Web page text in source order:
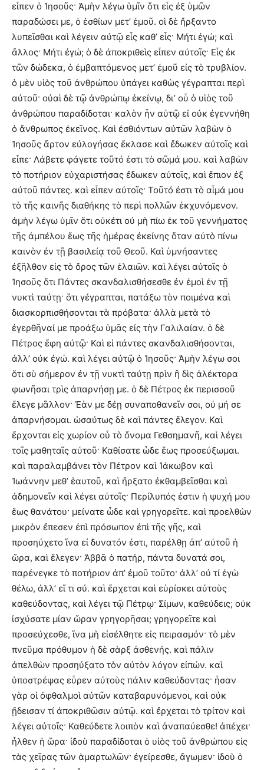
εἶπεν ὁ Ἰησοῦς· Ἀμὴν λέγω ὑμῖν ὅτι εἷς ἐξ ὑμῶν
παραδώσει με, ὁ ἐσθίων μετ’ ἐμοῦ. οἱ δὲ ἤρξαντο
λυπεῖσθαι καὶ λέγειν αὐτῷ εἷς καθ’ εἷς· Μήτι ἐγώ; καὶ
ἄλλος· Μήτι ἐγώ; ὁ δὲ ἀποκριθεὶς εἶπεν αὐτοῖς· Εἷς ἐκ
τῶν δώδεκα, ὁ ἐμβαπτόμενος μετ’ ἐμοῦ εἰς τὸ τρυβλίον.
ὁ μὲν υἱὸς τοῦ ἀνθρώπου ὑπάγει καθὼς γέγραπται περὶ
αὐτοῦ· οὐαὶ δὲ τῷ ἀνθρώπῳ ἐκείνῳ, δι’ οὗ ὁ υἱὸς τοῦ
ἀνθρώπου παραδίδοται· καλὸν ἦν αὐτῷ εἰ οὐκ ἐγεννήθη
ὁ ἄνθρωπος ἐκεῖνος. Καὶ ἐσθιόντων αὐτῶν λαβὼν ὁ
Ἰησοῦς ἄρτον εὐλογήσας ἔκλασε καὶ ἔδωκεν αὐτοῖς καὶ
εἶπε· Λάβετε φάγετε τοῦτό ἐστι τὸ σῶμά μου. καὶ λαβὼν
τὸ ποτήριον εὐχαριστήσας ἔδωκεν αὐτοῖς, καὶ ἔπιον ἐξ
αὐτοῦ πάντες. καὶ εἶπεν αὐτοῖς· Τοῦτό ἐστι τὸ αἷμά μου
τὸ τῆς καινῆς διαθήκης τὸ περὶ πολλῶν ἐκχυνόμενον.
ἀμὴν λέγω ὑμῖν ὅτι οὐκέτι οὐ μὴ πίω ἐκ τοῦ γεννήματος
τῆς ἀμπέλου ἕως τῆς ἡμέρας ἐκείνης ὅταν αὐτὸ πίνω
καινὸν ἐν τῇ βασιλείᾳ τοῦ Θεοῦ. Καὶ ὑμνήσαντες
ἐξῆλθον εἰς τὸ ὄρος τῶν ἐλαιῶν. καὶ λέγει αὐτοῖς ὁ
Ἰησοῦς ὅτι Πάντες σκανδαλισθήσεσθε ἐν ἐμοὶ ἐν τῇ
νυκτὶ ταύτῃ· ὅτι γέγραπται, πατάξω τὸν ποιμένα καὶ
διασκορπισθήσονται τὰ πρόβατα· ἀλλὰ μετὰ τὸ
ἐγερθῆναί με προάξω ὑμᾶς εἰς τὴν Γαλιλαίαν. ὁ δὲ
Πέτρος ἔφη αὐτῷ· Καὶ εἰ πάντες σκανδαλισθήσονται,
ἀλλ’ οὐκ ἐγώ. καὶ λέγει αὐτῷ ὁ Ἰησοῦς· Ἀμὴν λέγω σοι
ὅτι σὺ σήμερον ἐν τῇ νυκτὶ ταύτῃ πρὶν ἢ δὶς ἀλέκτορα
φωνῆσαι τρὶς ἀπαρνήσῃ με. ὁ δὲ Πέτρος ἐκ περισσοῦ
ἔλεγε μᾶλλον· Ἐὰν με δέῃ συναποθανεῖν σοι, οὐ μή σε
ἀπαρνήσομαι. ὡσαύτως δὲ καὶ πάντες ἔλεγον. Καὶ
ἔρχονται εἰς χωρίον οὗ τὸ ὄνομα Γεθσημανῆ, καὶ λέγει
τοῖς μαθηταῖς αὐτοῦ· Καθίσατε ὧδε ἕως προσεύξωμαι.
καὶ παραλαμβάνει τὸν Πέτρον καὶ Ἰάκωβον καὶ
Ἰωάννην μεθ’ ἑαυτοῦ, καὶ ἤρξατο ἐκθαμβεῖσθαι καὶ
ἀδημονεῖν καὶ λέγει αὐτοῖς· Περίλυπός ἐστιν ἡ ψυχή μου
ἕως θανάτου· μείνατε ὧδε καὶ γρηγορεῖτε. καὶ προελθὼν
μικρὸν ἔπεσεν ἐπὶ πρόσωπον ἐπὶ τῆς γῆς, καὶ
προσηύχετο ἵνα εἰ δυνατόν ἐστι, παρέλθῃ ἀπ’ αὐτοῦ ἡ
ὥρα, καὶ ἔλεγεν· Ἀββᾶ ὁ πατήρ, πάντα δυνατά σοι,
παρένεγκε τὸ ποτήριον ἀπ’ ἐμοῦ τοῦτο· ἀλλ’ οὐ τί ἐγὼ
θέλω, ἀλλ’ εἴ τι σύ. καὶ ἔρχεται καὶ εὑρίσκει αὐτοὺς
καθεύδοντας, καὶ λέγει τῷ Πέτρῳ· Σίμων, καθεύδεις; οὐκ
ἰσχύσατε μίαν ὥραν γρηγορῆσαι; γρηγορεῖτε καὶ
προσεύχεσθε, ἵνα μὴ εἰσέλθητε εἰς πειρασμόν· τὸ μὲν
πνεῦμα πρόθυμον ἡ δὲ σὰρξ ἀσθενής. καὶ πάλιν
ἀπελθὼν προσηύξατο τὸν αὐτὸν λόγον εἰπών. καὶ
ὑποστρέψας εὗρεν αὐτοὺς πάλιν καθεύδοντας· ἦσαν
γὰρ οἱ ὀφθαλμοὶ αὐτῶν καταβαρυνόμενοι, καὶ οὐκ
ᾔδεισαν τί ἀποκριθῶσιν αὐτῷ. καὶ ἔρχεται τὸ τρίτον καὶ
λέγει αὐτοῖς· Καθεύδετε λοιπὸν καὶ ἀναπαύεσθε! ἀπέχει·
ἦλθεν ἡ ὥρα· ἰδοὺ παραδίδοται ὁ υἱὸς τοῦ ἀνθρώπου εἰς
τὰς χεῖρας τῶν ἁμαρτωλῶν· ἐγείρεσθε, ἄγωμεν· ἰδοὺ ὁ